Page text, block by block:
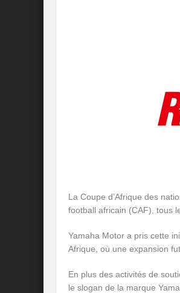
La Coupe d’Afrique des
football africain (CAF), tous
Yamaha Motor a pris cette
Afrique, où une expansion
En plus des activités de
le slogan de la marque